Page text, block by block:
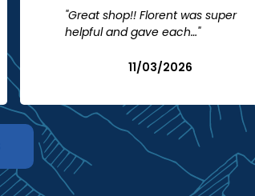
"Great shop!! Florent was super
helpful and gave each…"
11/03/2026